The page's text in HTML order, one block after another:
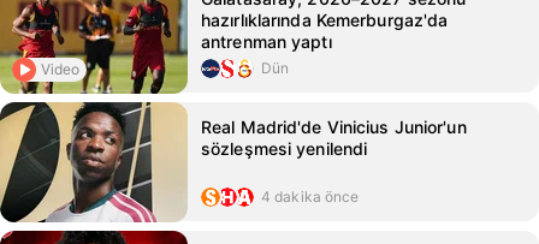
Video
hazırlıklarında Kemerburgaz'da
antrenman yaptı
Dün
Real Madrid'de Vinicius Junior'un
sözleşmesi yenilendi
4 dakika önce